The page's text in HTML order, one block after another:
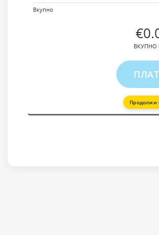
Вкупно
ВКУПНО
Продолжи